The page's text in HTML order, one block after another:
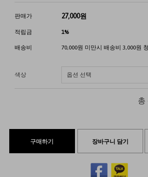
판매가 27,000원
적립금 1%
배송비 70,000원 미만시 배송비 3,000원
색상
총
구매하기 장바구니 담기